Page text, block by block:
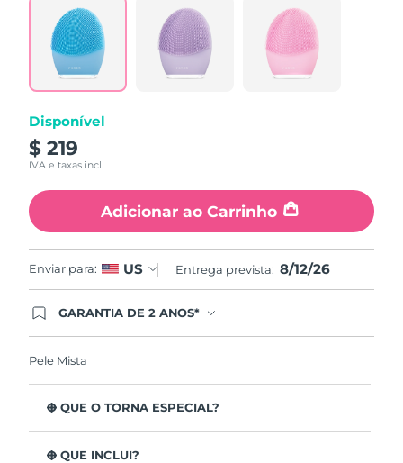
Reviews.
Same
page
link.
Disponível
$ 219
IVA e taxas incl.
Adicionar ao Carrinho
Enviar para: US Entrega prevista: 8/12/26
GARANTIA DE 2 ANOS*
significa que se você tiver qualquer problema até
produto gratuitamente.*exceto pelo Luna FOFO
e Luna Play plus cuja garantia é de 90 dias.
Pele Mista
O QUE O TORNA ESPECIAL?
impurezas, sebo e resíduos de maquilhagem da pele.
O QUE INCLUI?